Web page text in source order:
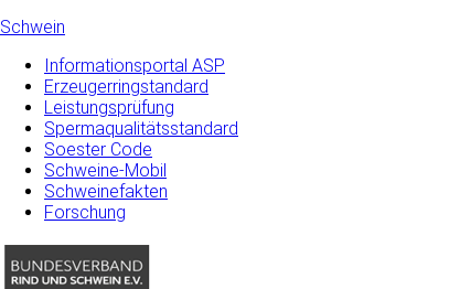
Schwein
Informationsportal ASP
Erzeugerringstandard
Leistungsprüfung
Spermaqualitätsstandard
Soester Code
Schweine-Mobil
Schweinefakten
Forschung